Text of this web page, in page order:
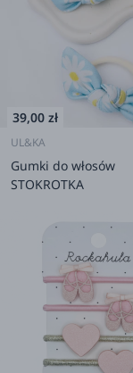
39,00 zł
UL&KA
Gumki do włosów
STOKROTKA